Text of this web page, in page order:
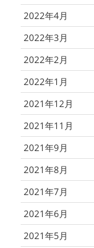
2022年4月
2022年3月
2022年2月
2022年1月
2021年12月
2021年11月
2021年9月
2021年8月
2021年7月
2021年6月
2021年5月